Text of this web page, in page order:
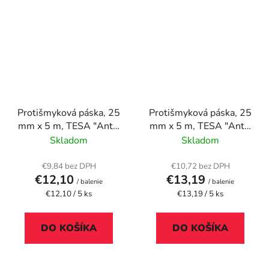
Protišmyková páska, 25
mm x 5 m, TESA "Anti-
slip", priesvitná
Skladom
€9,84 bez DPH
€12,10 / balenie
Jednotková
€12,10 / 5 ks
DO KOŠÍKA
Protišmyková páska, 25
mm x 5 m, TESA "Anti-
Slip", fluoreskujúca
Skladom
€10,72 bez DPH
€13,19 / balenie
Jednotková
€13,19 / 5 ks
DO KOŠÍKA